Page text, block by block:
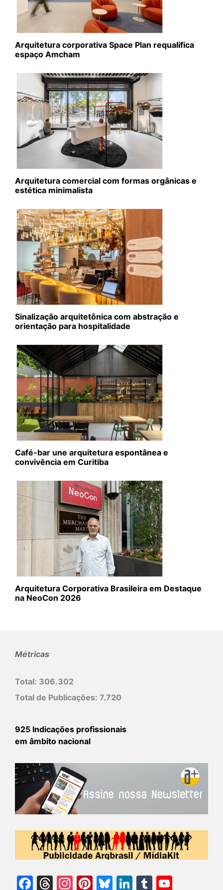
Arquitetura corporativa Space Plan requalifica
espaço Amcham
Arquitetura comercial com formas orgânicas e
estética minimalista
Sinalização arquitetônica com abstração e
orientação para hospitalidade
Café-bar une arquitetura espontânea e
convivência em Curitiba
Arquitetura Corporativa Brasileira em Destaque
na NeoCon 2026
Métricas
Total: 306.302
Total de Publicações: 7.720
925 Indicações profissionais
em âmbito nacional
Facebook
Threads
Instagram
Pinterest
Bluesky
LinkedIn
Tumblr